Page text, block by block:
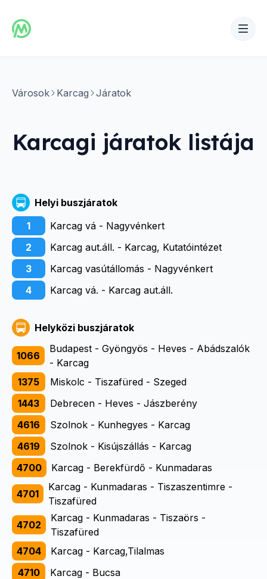
Városok Karcag Járatok
Karcagi járatok listája
Helyi buszjáratok
1
Karcag vá - Nagyvénkert
2
Karcag aut.áll. - Karcag, Kutatóintézet
3
Karcag vasútállomás - Nagyvénkert
4
Karcag vá. - Karcag aut.áll.
Helyközi buszjáratok
1066
Budapest - Gyöngyös - Heves - Abádszalók
- Karcag
1375
Miskolc - Tiszafüred - Szeged
1443
Debrecen - Heves - Jászberény
4616
Szolnok - Kunhegyes - Karcag
4619
Szolnok - Kisújszállás - Karcag
4700
Karcag - Berekfürdő - Kunmadaras
4701
Karcag - Kunmadaras - Tiszaszentimre -
Tiszafüred
4702
Karcag - Kunmadaras - Tiszaörs -
Tiszafüred
4704
Karcag - Karcag,Tilalmas
4710
Karcag - Bucsa